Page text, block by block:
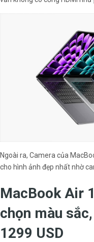
Ngoài ra, Camera của
cho hình ảnh đẹp nhất nhờ
MacBook Air
chọn màu
1299 USD